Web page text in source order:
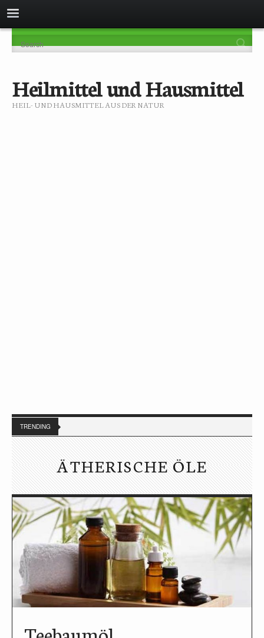
Heilmittel und Hausmittel
HEIL- UND HAUSMITTEL AUS DER NATUR
TRENDING
ÄTHERISCHE ÖLE